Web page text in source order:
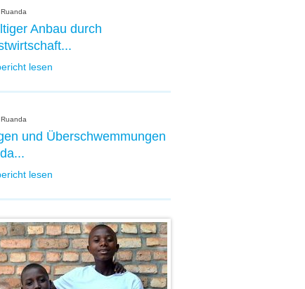
Anbau durch
lesen
und Überschwemmungen
lesen